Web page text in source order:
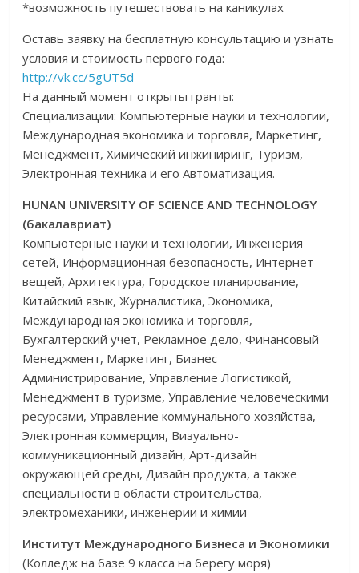
*возможность путешествовать на каникулах
Оставь заявку на бесплатную консультацию и узнать
условия и стоимость первого года:
http://vk.cc/5gUT5d
На данный момент открыты гранты:
Специализации: Компьютерные науки и технологии,
Международная экономика и торговля, Маркетинг,
Менеджмент, Химический инжиниринг, Туризм,
Электронная техника и его Автоматизация.
HUNAN UNIVERSITY OF SCIENCE AND TECHNOLOGY
(бакалавриат)
Компьютерные науки и технологии, Инженерия
сетей, Информационная безопасность, Интернет
вещей, Архитектура, Городское планирование,
Китайский язык, Журналистика, Экономика,
Международная экономика и торговля,
Бухгалтерский учет, Рекламное дело, Финансовый
Менеджмент, Маркетинг, Бизнес
Администрирование, Управление Логистикой,
Менеджмент в туризме, Управление человеческими
ресурсами, Управление коммунального хозяйства,
Электронная коммерция, Визуально-
коммуникационный дизайн, Арт-дизайн
окружающей среды, Дизайн продукта, а также
специальности в области строительства,
электромеханики, инженерии и химии
Институт Международного Бизнеса и Экономики
(Колледж на базе 9 класса на берегу моря)